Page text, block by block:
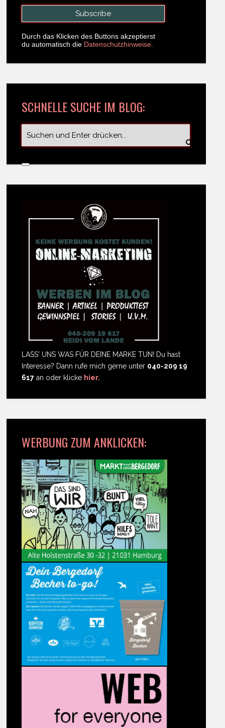
Durch das Klicken des Buttons akzeptierst
du automatisch die Datenschutzhinweise.
SCHNELLE SUCHE IM BLOG:
LASS' UNS WAS FÜR DEINE MARKE TUN! Du hast
Interesse? Dann rufe mich gerne unter 040-209 19
617 an oder klicke hier.
WERBUNG ZUM ANKLICKEN: